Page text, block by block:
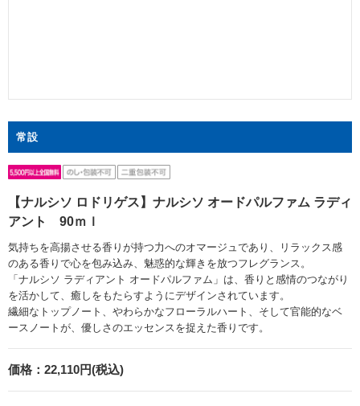
常設
【ナルシソ ロドリゲス】ナルシソ オードパルファム ラディ
アント 90ｍｌ
気持ちを高揚させる香りが持つ力へのオマージュであり、リラックス感
のある香りで心を包み込み、魅惑的な輝きを放つフレグランス。
「ナルシソ ラディアント オードパルファム」は、香りと感情のつながり
を活かして、癒しをもたらすようにデザインされています。
繊細なトップノート、やわらかなフローラルハート、そして官能的なベ
ースノートが、優しさのエッセンスを捉えた香りです。
価格： 22,110円(税込)